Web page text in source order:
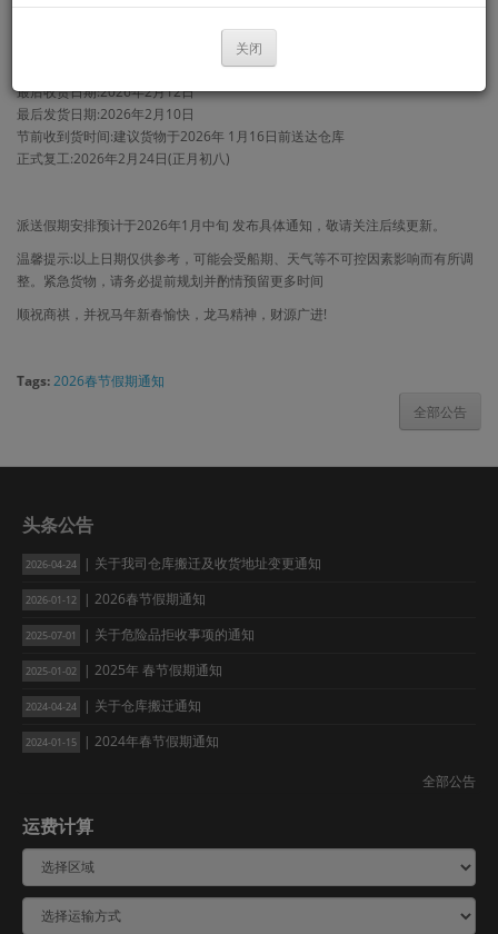
春节假期:2026年2月13日(腊月廿六)至2月23日(正月初七)
最后收货日期:2026年2月12日
最后发货日期:2026年2月10日
节前收到货时间:建议货物于2026年 1月16日前送达仓库
正式复工:2026年2月24日(正月初八)
派送假期安排预计于2026年1月中旬 发布具体通知，敬请关注后续更新。
温馨提示:以上日期仅供参考，可能会受船期、天气等不可控因素影响而有所调
整。紧急货物，请务必提前规划并酌情预留更多时间
顺祝商祺，并祝马年新春愉快，龙马精神，财源广进!
Tags:2026春节假期通知
全部公告
头条公告
2026-04-24 | 关于我司仓库搬迁及收货地址变更通知
2026-01-12 | 2026春节假期通知
2025-07-01 | 关于危险品拒收事项的通知
2025-01-02 | 2025年 春节假期通知
2024-04-24 | 关于仓库搬迁通知
2024-01-15 | 2024年春节假期通知
全部公告
运费计算
关闭